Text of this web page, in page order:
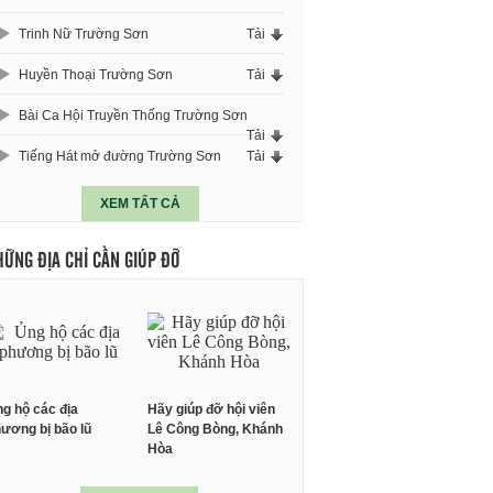
Trinh Nữ Trường Sơn Tải
Huyền Thoại Trường Sơn Tải
Bài Ca Hội Truyền Thống Trường Sơn
Tải
Tiếng Hát mở đường Trường Sơn
Tải
XEM TẤT CẢ
ĐỊA CHỈ CẦN GIÚP ĐỠ
hộ các địa
bị bão lũ
Hãy giúp đỡ hội viên
Lê Công Bòng, Khánh
Hòa